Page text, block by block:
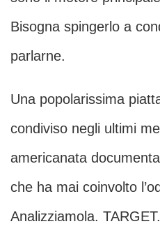
Bisogna spingerlo a
parlarne.
Una popolarissima
condiviso negli ultimi
americanata
che ha mai coinvolto
Analizziamola. TARGET.